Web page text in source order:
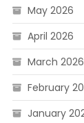
May 2026
April 2026
March 2026
February
January